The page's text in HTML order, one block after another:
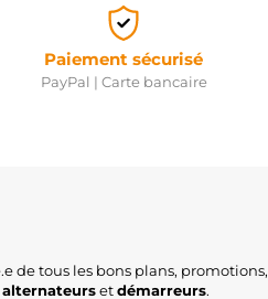
Paiement sécurisé
PayPal | Carte bancaire
de tous les bons plans, promotions,
alternateursetdémarreurs.